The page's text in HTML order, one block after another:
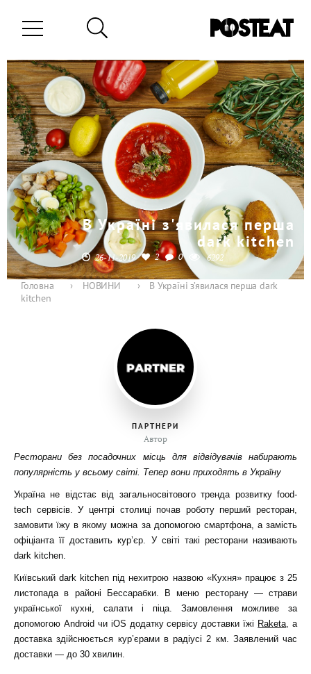
В Україні з'явилася перша
dark kitchen
26-11-2019 2 0 6292
Головна › НОВИНИ ›
В Україні з’явилася перша dark
kitchen
ПАРТНЕРИ
Автор
Ресторани без посадочних місць для відвідувачів набирають
популярність у всьому світі. Тепер вони приходять в Україну
Україна не відстає від загальносвітового тренда розвитку food-
tech сервісів. У центрі столиці почав роботу перший ресторан,
замовити їжу в якому можна за допомогою смартфона, а замість
офіціанта її доставить кур’єр. У світі такі ресторани називають
dark kitchen.
Київський dark kitchen під нехитрою назвою «Кухня» працює з 25
листопада в районі Бессарабки. В меню ресторану — страви
української кухні, салати і піца. Замовлення можливе за
допомогою Android чи iOS додатку сервісу доставки їжі Raketa, а
доставка здійснюється кур’єрами в радіусі 2 км. Заявлений час
доставки — до 30 хвилин.